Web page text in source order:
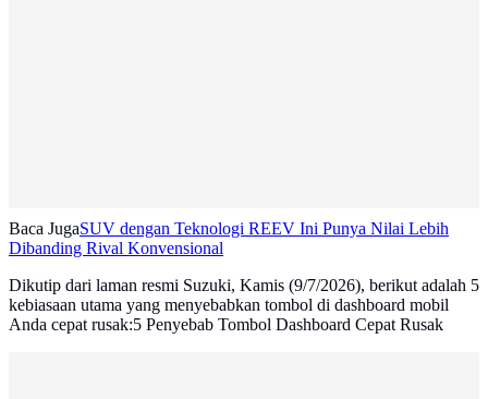
Baca JugaSUV dengan Teknologi REEV Ini Punya Nilai Lebih
Dibanding Rival Konvensional
Dikutip dari laman resmi Suzuki, Kamis (9/7/2026), berikut adalah 5
kebiasaan utama yang menyebabkan tombol di dashboard mobil
Anda cepat rusak:5 Penyebab Tombol Dashboard Cepat Rusak